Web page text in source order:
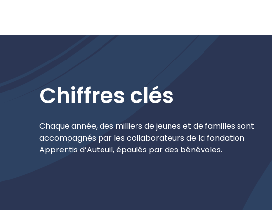
Chiffres clés
Chaque année, des milliers de jeunes et de familles sont
accompagnés par les collaborateurs de la fondation
Apprentis d’Auteuil, épaulés par des bénévoles.